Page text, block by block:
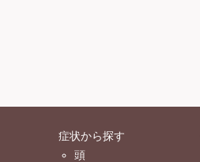
症状から探す
頭